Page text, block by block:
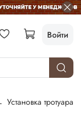
Войти
Установка тротуара